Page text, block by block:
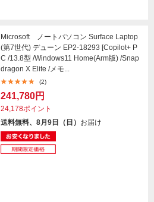
Microsoft ノートパソコン Surface Laptop
(第7世代) デューン EP2-18293 [Copilot+ P
C /13.8型 /Windows11 Home(Arm版) /Snap
dragon X Elite /メモ...
(2)
241,780円
24,178ポイント
送料無料、8月9日（日） お届け